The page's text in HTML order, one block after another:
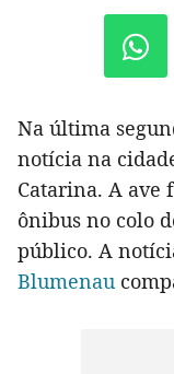
Na última
notícia na
Catarina. A ave
ônibus no colo
público. A
Blumenau